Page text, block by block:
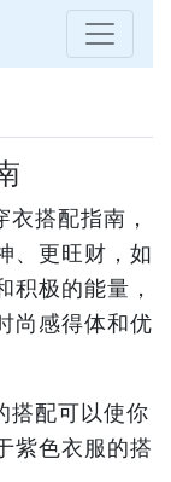
搭配指南，
、更旺财，如
积极的能量，
尚感得体和优
搭配可以使你
紫色衣服的搭